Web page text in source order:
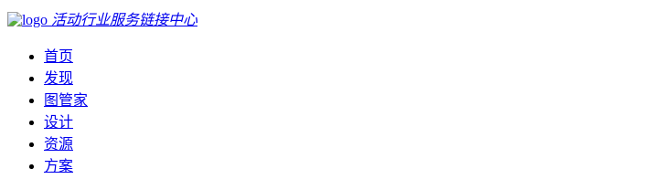
活动行业服务链接中心
首页
发现
图管家
设计
资源
方案